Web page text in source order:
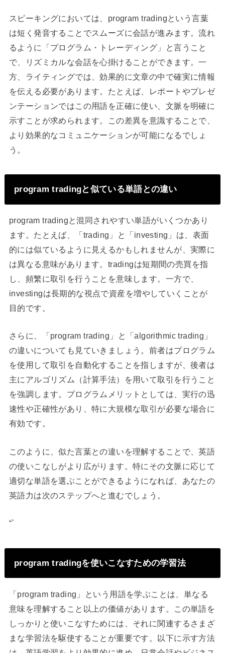
スピーキングにおいては、program tradingという言葉
は短く発音することでスムーズに会話が進みます。流れ
るように「プログラム・トレーディング」と言うこと
で、リズミカルな会話を心掛けることができます。一
方、ライティングでは、効果的に文章の中で確実に情報
を伝える必要があります。たとえば、レポートやプレゼ
ンテーションではこの用語を正確に使い、文脈を明確に
示すことが求められます。この差異を意識することで、
より効果的なコミュニケーションが可能になるでしょ
う。
program tradingと似ている単語との違い
program tradingと混同されやすい単語がいくつかあり
ます。たとえば、「trading」と「investing」は、表面
的には似ているように見えるかもしれませんが、実際に
は異なる意味があります。tradingは短期間の売買を指
し、頻繁に取引を行うことを意味します。一方で、
investingは長期的な視点で資産を増やしていくことが
目的です。
さらに、「program trading」と「algorithmic trading」
の違いについても見ていきましょう。前者はプログラム
を使用して取引を自動化することを指しますが、後者は
主にアルゴリズム（計算手法）を用いて取引を行うこと
を強調します。プログラムメリットとしては、実行の迅
速性や正確性があり、特に大規模な取引が必要な場合に
有効です。
このように、似た言葉との違いを理解することで、英語
の使いこなしがより広がります。特にその文脈に応じて
適切な単語を選ぶことができるようになれば、あなたの
英語力は次のステップへと進むでしょう。
“`
program tradingを使いこなすための学習法
「program trading」という用語を学ぶことは、単なる
意味を理解すること以上の価値があります。この単語を
しっかりと使いこなすためには、それに関連するさまざ
まな学習法を駆使することが重要です。以下に示す方法